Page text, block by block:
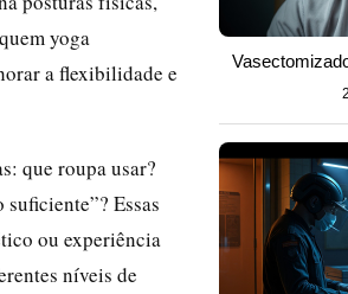
yoga
a flexibilidade e
que roupa usar?
Essas
ou experiência
níveis de